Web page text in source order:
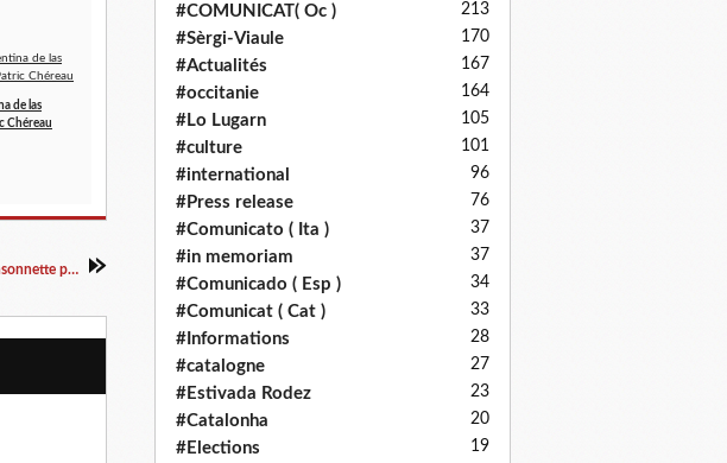
de las
Chéreau
Liberté, égalité, fraternité : parfois je pense que ce n’est qu’une chansonnette pour nous endormir
#COMUNICAT( Oc ) 213
#Sèrgi-Viaule 170
#Actualités 167
#occitanie 164
#Lo Lugarn 105
#culture 101
#international 96
#Press release 76
#Comunicato ( Ita ) 37
#in memoriam 37
#Comunicado ( Esp ) 34
#Comunicat ( Cat ) 33
#Informations 28
#catalogne 27
#Estivada Rodez 23
#Catalonha 20
#Elections 19